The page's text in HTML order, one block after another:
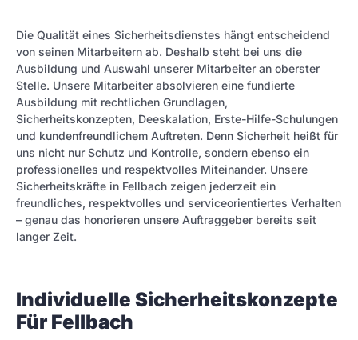
Die Qualität eines Sicherheitsdienstes hängt entscheidend
von seinen Mitarbeitern ab. Deshalb steht bei uns die
Ausbildung und Auswahl unserer Mitarbeiter an oberster
Stelle. Unsere Mitarbeiter absolvieren eine fundierte
Ausbildung mit rechtlichen Grundlagen,
Sicherheitskonzepten, Deeskalation, Erste-Hilfe-Schulungen
und kundenfreundlichem Auftreten. Denn Sicherheit heißt für
uns nicht nur Schutz und Kontrolle, sondern ebenso ein
professionelles und respektvolles Miteinander. Unsere
Sicherheitskräfte in Fellbach zeigen jederzeit ein
freundliches, respektvolles und serviceorientiertes Verhalten
– genau das honorieren unsere Auftraggeber bereits seit
langer Zeit.
Individuelle Sicherheitskonzepte
Für Fellbach